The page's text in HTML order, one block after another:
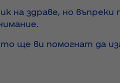
на здраве, но въпреки
ще ви помогнат да